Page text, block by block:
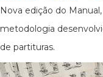
Nova edição do
metodologia
de partituras.